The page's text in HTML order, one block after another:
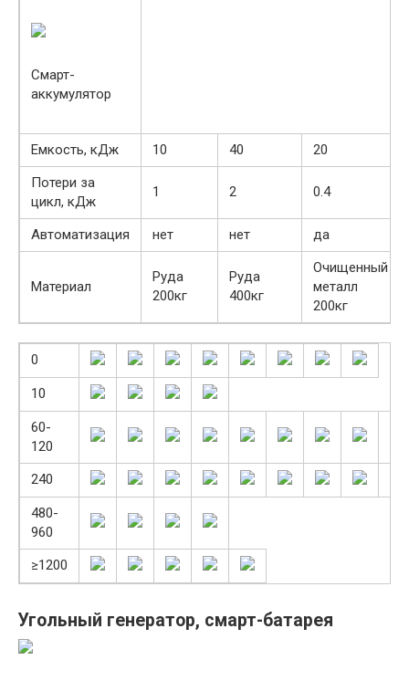
Смарт-
аккумулятор
Емкость, кДж 10 40
20
Потери за
цикл, кДж
1 2 0.4
Автоматизация нет нет да
Материал
Руда
200кг
Руда
400кг
Очищенный
металл
200кг
0
10
60-
120
240
480-
960
≥1200
Угольный генератор, смарт-батарея